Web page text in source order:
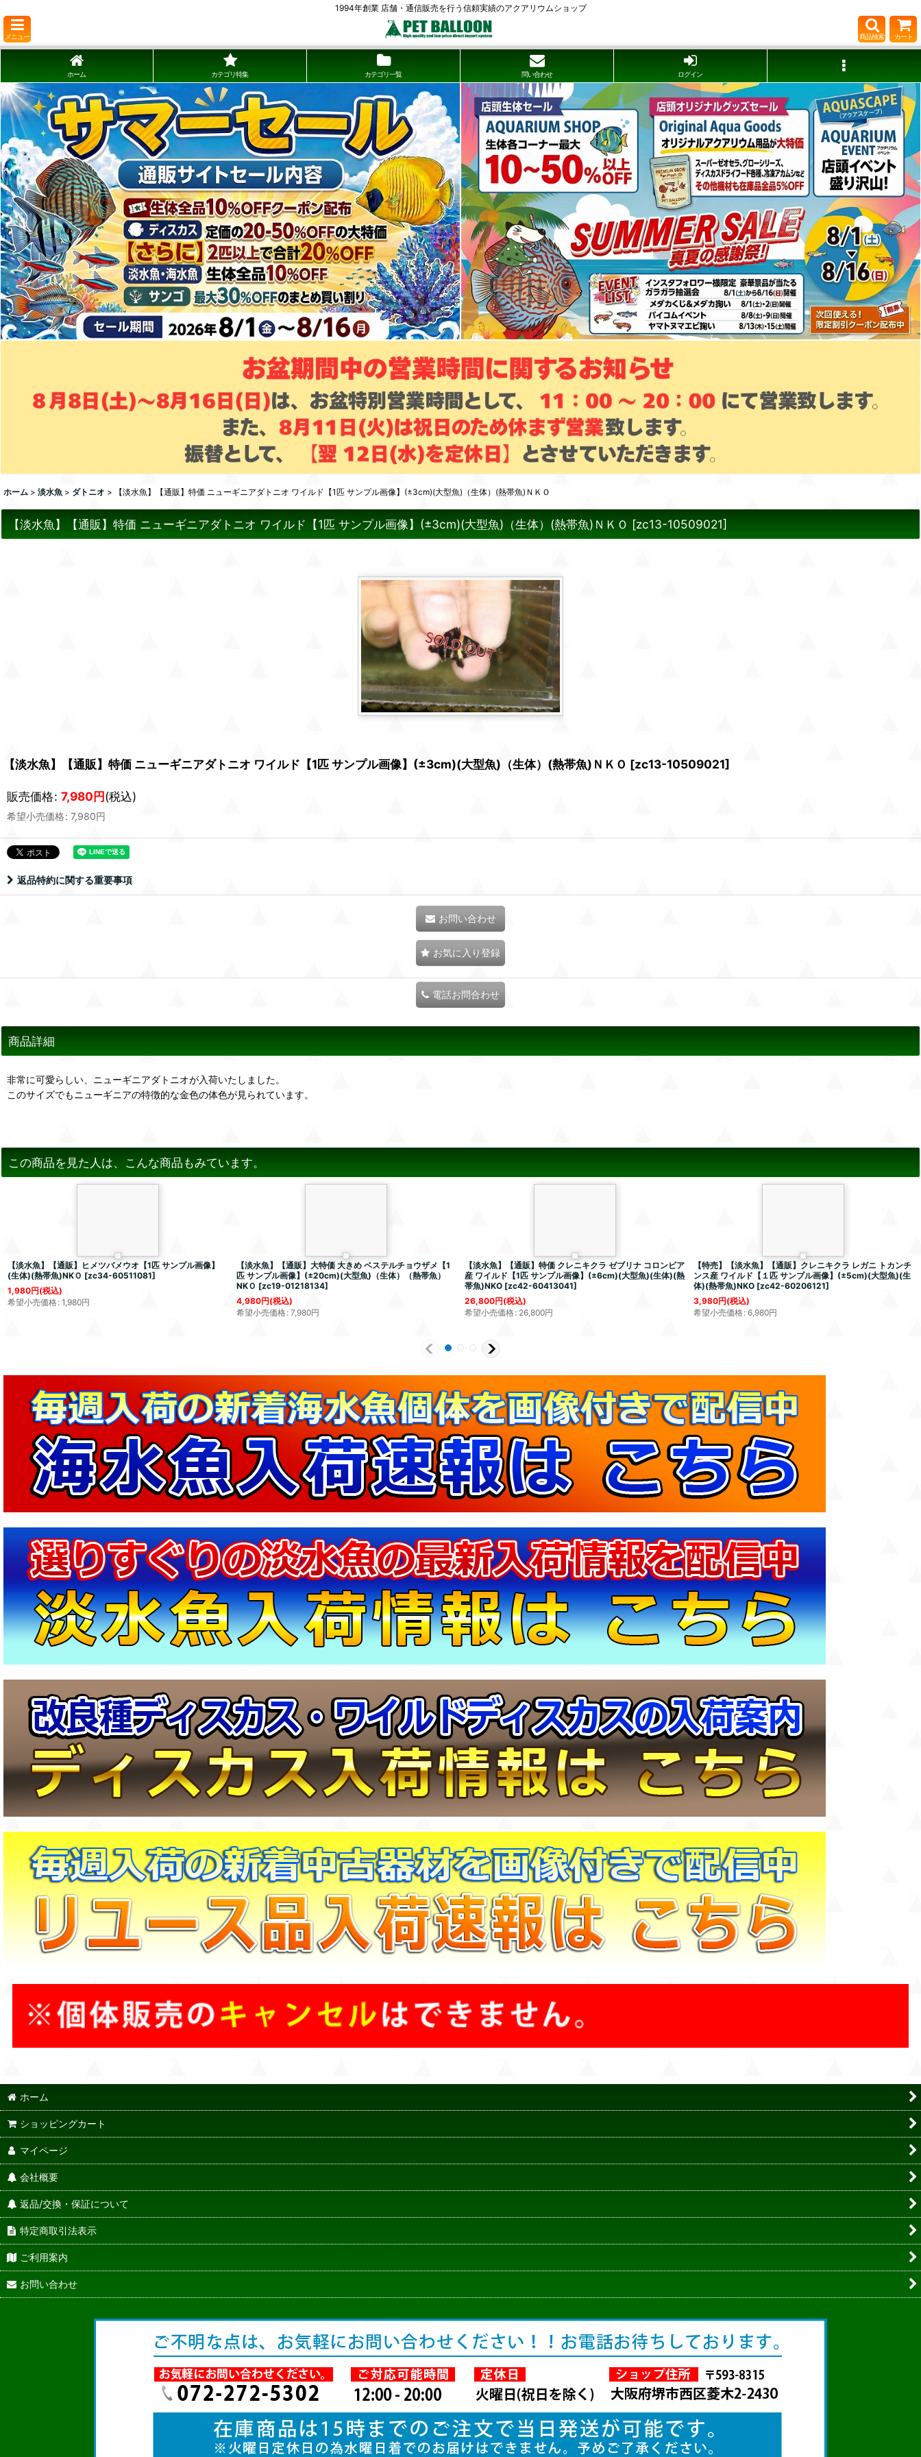
1994年創業 店舗・通信販売を行う信頼実績のアクアリウムショップ
メニュー 商品検索 カート
ホーム カテゴリ特集 カテゴリ一覧 問い合わせ ログイン
ホーム > 淡水魚 > ダトニオ > 【淡水魚】【通販】特価 ニューギニアダトニオ ワイルド【1匹 サンプル画像】(±3cm)(大型魚)（生体）(熱帯魚)ＮＫＯ
【淡水魚】【通販】特価 ニューギニアダトニオ ワイルド【1匹 サンプル画像】(±3cm)(大型魚)（生体）(熱帯魚)ＮＫＯ [zc13-10509021]
【淡水魚】【通販】特価 ニューギニアダトニオ ワイルド【1匹 サンプル画像】(±3cm)(大型魚)（生体）(熱帯魚)ＮＫＯ [zc13-10509021]
販売価格: 7,980円(税込)
希望小売価格: 7,980円
返品特約に関する重要事項
お問い合わせ
お気に入り登録
電話お問合わせ
商品詳細
非常に可愛らしい、ニューギニアダトニオが入荷いたしました。
このサイズでもニューギニアの特徴的な金色の体色が見られています。
この商品を見た人は、こんな商品もみています。
【淡水魚】【通販】ヒメツバメウオ【1匹 サンプル画像】
(生体)(熱帯魚)NKＯ [zc34-60511081]
1,980円(税込)
希望小売価格: 1,980円
【淡水魚】【通販】大特価 大きめ ベステルチョウザメ【1
匹 サンプル画像】(±20cm)(大型魚)（生体）（熱帯魚）
NKＯ [zc19-01218134]
4,980円(税込)
希望小売価格: 7,980円
【淡水魚】【通販】特価 クレニキクラ ゼブリナ コロンビア
産 ワイルド【1匹 サンプル画像】(±6cm)(大型魚)(生体)(熱
帯魚)NKO [zc42-60413041]
26,800円(税込)
希望小売価格: 26,800円
【特売】【淡水魚】【通販】クレニキクラ レガニ トカンチ
ンス産 ワイルド【１匹 サンプル画像】(±5cm)(大型魚)(生
体)(熱帯魚)NKO [zc42-60206121]
3,980円(税込)
希望小売価格: 6,980円
ホーム
ショッピングカート
マイページ
会社概要
返品/交換・保証について
特定商取引法表示
ご利用案内
お問い合わせ